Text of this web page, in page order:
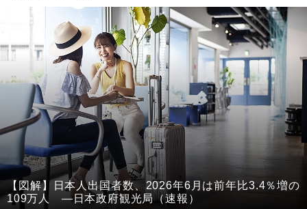
【図解】日本人出国者数、2026年6月は前年比3.4％増の
109万人 ―日本政府観光局（速報）